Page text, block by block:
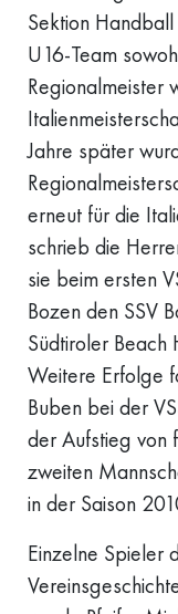
Sektion
U16-Team
Regionalmeister
Jahre später
erneut für die
schrieb die
sie beim ersten
Bozen den SSV
Südtiroler
Weitere Erfolge
Buben bei der
der Aufstieg von
zweiten
in der Saison
Einzelne Spieler